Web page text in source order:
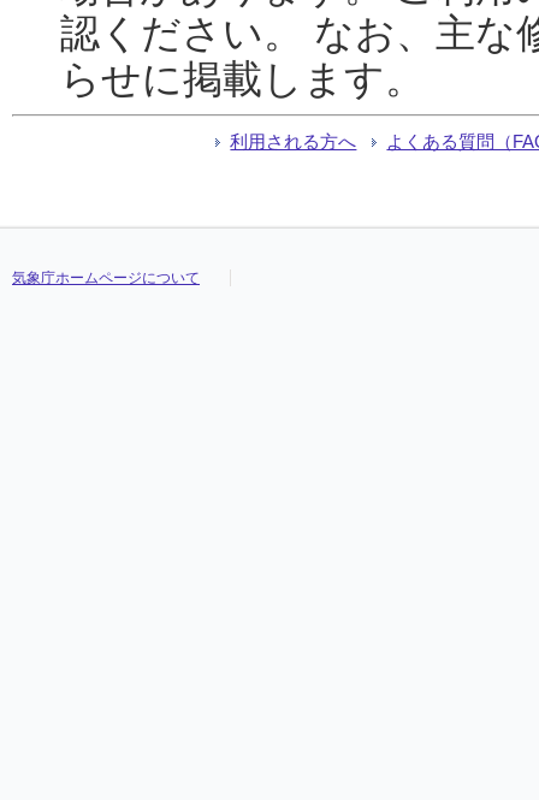
認ください。 なお、主な
らせに掲載します。
利用される方へ よくある質問（
気象庁ホームページについて